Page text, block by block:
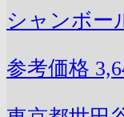
シャンボー
参考価格